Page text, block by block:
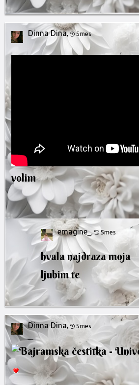
Dinna Dina, 5mes
volim
emagine_, 5mes
hvala najdraza moja
ljubim te
Dinna Dina 5mes